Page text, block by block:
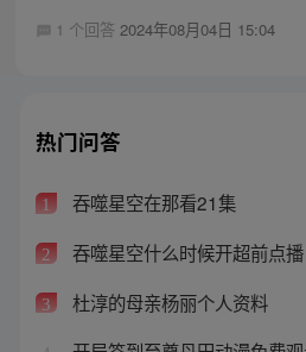
1 个回答 2024年08月04日 15:04
热门问答
1 吞噬星空在那看21集
2 吞噬星空什么时候开超前点播
3 杜淳的母亲杨丽个人资料